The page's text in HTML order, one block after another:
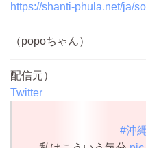
https://shanti-phula.net/ja/
（popoちゃん）
配信元）
Twitter
#沖